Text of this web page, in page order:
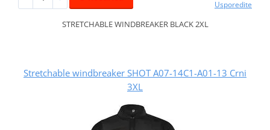
Usporedite
STRETCHABLE WINDBREAKER BLACK 2XL
Stretchable windbreaker SHOT A07-14C1-A01-13 Crni
3XL